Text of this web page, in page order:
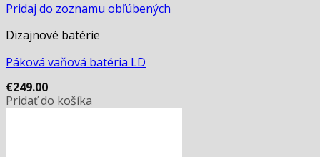
Pridaj do zoznamu obľúbených
Dizajnové batérie
Páková vaňová batéria LD
€249.00
Pridať do košíka